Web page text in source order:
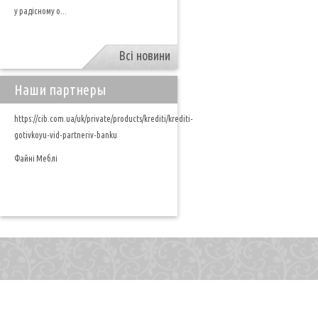
у радісному о...
Всі новини
Наши партнеры
https://cib.com.ua/uk/private/products/krediti/krediti-
gotivkoyu-vid-partneriv-banku
Файні Меблі